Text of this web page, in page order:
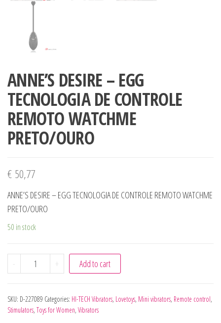
ANNE’S DESIRE – EGG
TECNOLOGIA DE CONTROLE
REMOTO WATCHME
PRETO/OURO
€ 50,77
ANNE’S DESIRE – EGG TECNOLOGIA DE CONTROLE REMOTO WATCHME
PRETO/OURO
50 in stock
- ANNE'S DESIRE - EGG TECNOLOGIA DE CONTROLE
+ Add to cart
SKU: D-227089 Categories: HI-TECH Vibrators, Lovetoys, Mini vibrators, Remote control,
Stimulators, Toys for Women, Vibrators